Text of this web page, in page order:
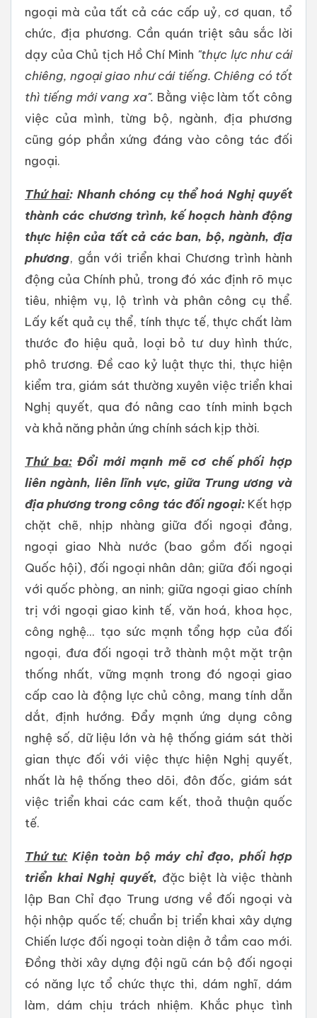
ngoại mà của tất cả các cấp uỷ, cơ quan, tổ
chức, địa phương. Cần quán triệt sâu sắc lời
dạy của Chủ tịch Hồ Chí Minh "thực lực như cái
chiêng, ngoại giao như cái tiếng. Chiêng có tốt
thì tiếng mới vang xa". Bằng việc làm tốt công
việc của mình, từng bộ, ngành, địa phương
cũng góp phần xứng đáng vào công tác đối
ngoại.
Thứ hai: Nhanh chóng cụ thể hoá Nghị quyết
thành các chương trình, kế hoạch hành động
thực hiện của tất cả các ban, bộ, ngành, địa
phương, gắn với triển khai Chương trình hành
động của Chính phủ, trong đó xác định rõ mục
tiêu, nhiệm vụ, lộ trình và phân công cụ thể.
Lấy kết quả cụ thể, tính thực tế, thực chất làm
thước đo hiệu quả, loại bỏ tư duy hình thức,
phô trương. Đề cao kỷ luật thực thi, thực hiện
kiểm tra, giám sát thường xuyên việc triển khai
Nghị quyết, qua đó nâng cao tính minh bạch
và khả năng phản ứng chính sách kịp thời.
Thứ ba: Đổi mới mạnh mẽ cơ chế phối hợp
liên ngành, liên lĩnh vực, giữa Trung ương và
địa phương trong công tác đối ngoại:Kết hợp
chặt chẽ, nhịp nhàng giữa đối ngoại đảng,
ngoại giao Nhà nước (bao gồm đối ngoại
Quốc hội), đối ngoại nhân dân; giữa đối ngoại
với quốc phòng, an ninh; giữa ngoại giao chính
trị với ngoại giao kinh tế, văn hoá, khoa học,
công nghệ... tạo sức mạnh tổng hợp của đối
ngoại, đưa đối ngoại trở thành một mặt trận
thống nhất, vững mạnh trong đó ngoại giao
cấp cao là động lực chủ công, mang tính dẫn
dắt, định hướng. Đẩy mạnh ứng dụng công
nghệ số, dữ liệu lớn và hệ thống giám sát thời
gian thực đối với việc thực hiện Nghị quyết,
nhất là hệ thống theo dõi, đôn đốc, giám sát
việc triển khai các cam kết, thoả thuận quốc
tế.
Thứ tư: Kiện toàn bộ máy chỉ đạo, phối hợp
triển khai Nghị quyết, đặc biệt là việc thành
lập Ban Chỉ đạo Trung ương về đối ngoại và
hội nhập quốc tế; chuẩn bị triển khai xây dựng
Chiến lược đối ngoại toàn diện ở tầm cao mới.
Đồng thời xây dựng đội ngũ cán bộ đối ngoại
có năng lực tổ chức thực thi, dám nghĩ, dám
làm, dám chịu trách nhiệm. Khắc phục tình